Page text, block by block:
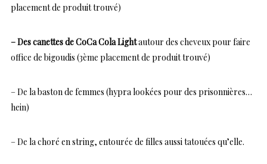
placement de produit trouvé)
– Des canettes de CoCa Cola Lightautour des cheveux pour faire
office de bigoudis (3ème placement de produit trouvé)
– De la baston de femmes (hypra lookées pour des prisonnières…
hein)
– De la choré en string, entourée de filles aussi tatouées qu’elle.